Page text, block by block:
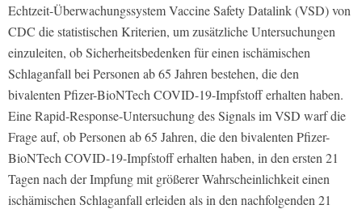
Echtzeit-Überwachungssystem Vaccine Safety Datalink (VSD) von
CDC die statistischen Kriterien, um zusätzliche Untersuchungen
einzuleiten, ob Sicherheitsbedenken für einen ischämischen
Schlaganfall bei Personen ab 65 Jahren bestehen, die den
bivalenten Pfizer-BioNTech COVID-19-Impfstoff erhalten haben.
Eine Rapid-Response-Untersuchung des Signals im VSD warf die
Frage auf, ob Personen ab 65 Jahren, die den bivalenten Pfizer-
BioNTech COVID-19-Impfstoff erhalten haben, in den ersten 21
Tagen nach der Impfung mit größerer Wahrscheinlichkeit einen
ischämischen Schlaganfall erleiden als in den nachfolgenden 21